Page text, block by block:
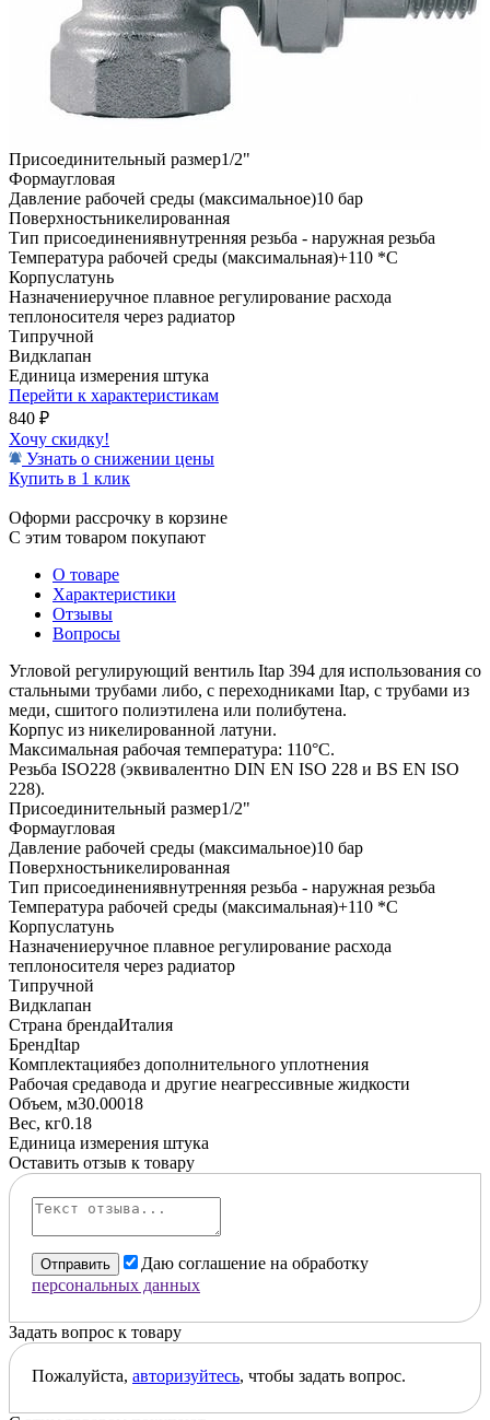
Присоединительный размер1/2"
Формаугловая
Давление рабочей среды (максимальное)10 бар
Поверхностьникелированная
Тип присоединениявнутренняя резьба - наружная резьба
Температура рабочей среды (максимальная)+110 *C
Корпуслатунь
Назначениеручное плавное регулирование расхода
теплоносителя через радиатор
Типручной
Видклапан
Единица измерения штука
Перейти к характеристикам
840 ₽
Хочу скидку!
Узнать о снижении цены
Купить в 1 клик
Оформи рассрочку в корзине
С этим товаром покупают
О товаре
Характеристики
Отзывы
Вопросы
Угловой регулирующий вентиль Itap 394 для использования со
стальными трубами либо, с переходниками Itap, с трубами из
меди, сшитого полиэтилена или полибутена.
Корпус из никелированной латуни.
Максимальная рабочая температура: 110°C.
Резьба ISO228 (эквивалентно DIN EN ISO 228 и BS EN ISO
228).
Присоединительный размер1/2"
Формаугловая
Давление рабочей среды (максимальное)10 бар
Поверхностьникелированная
Тип присоединениявнутренняя резьба - наружная резьба
Температура рабочей среды (максимальная)+110 *C
Корпуслатунь
Назначениеручное плавное регулирование расхода
теплоносителя через радиатор
Типручной
Видклапан
Страна брендаИталия
БрендItap
Комплектациябез дополнительного уплотнения
Рабочая средавода и другие неагрессивные жидкости
Объем, м30.00018
Вес, кг0.18
Единица измерения штука
Оставить отзыв к товару
Отправить
Даю соглашение на обработку
персональных данных
Задать вопрос к товару
Пожалуйста, авторизуйтесь, чтобы задать вопрос.